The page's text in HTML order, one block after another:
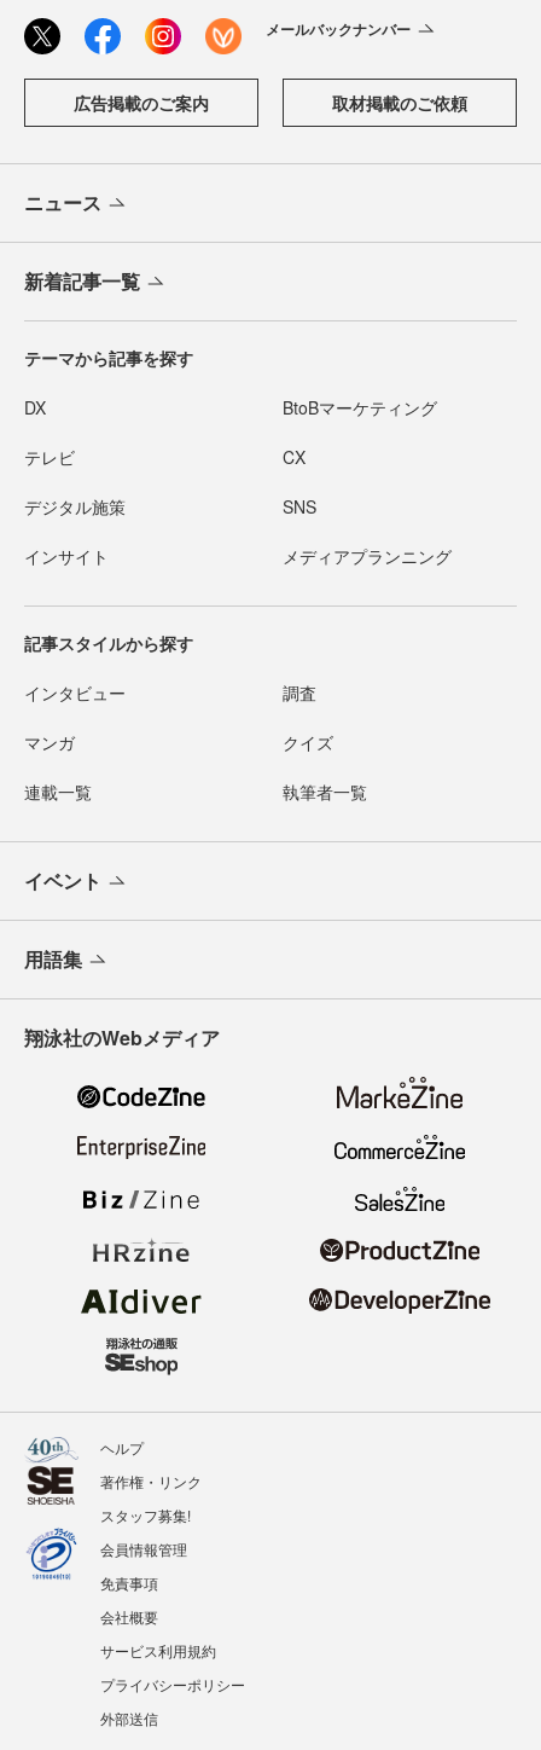
メールバックナンバー
広告掲載のご案内 取材掲載のご依頼
ニュース
新着記事一覧
テーマから記事を探す
DX BtoBマーケティング
テレビ CX
デジタル施策 SNS
インサイト メディアプランニング
記事スタイルから探す
インタビュー 調査
マンガ クイズ
連載一覧 執筆者一覧
イベント
用語集
翔泳社のWebメディア
ヘルプ
著作権・リンク
スタッフ募集!
会員情報管理
免責事項
会社概要
サービス利用規約
プライバシーポリシー
外部送信